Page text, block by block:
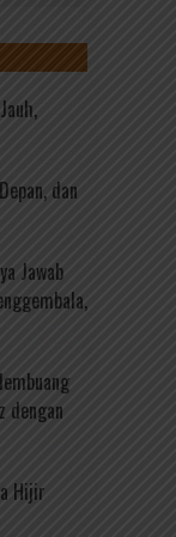
dan
Jawab
dengan
Hijir